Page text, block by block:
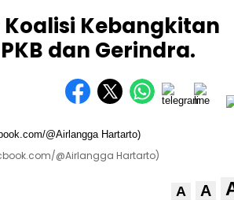
Kebangkitan
dan Gerindra.
@Airlangga Hartarto)
A A